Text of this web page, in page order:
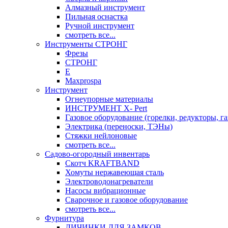
Алмазный инструмент
Пильная оснастка
Ручной инструмент
смотреть все...
Инструменты СТРОНГ
Фрезы
СТРОНГ
Е
Maxprospa
Инструмент
Огнеупорные материалы
ИНСТРУМЕНТ X- Pert
Газовое оборудование (горелки, редукторы,
Электрика (переноски, ТЭНы)
Стяжки нейлоновые
смотреть все...
Садово-огородный инвентарь
Скотч KRAFTBAND
Хомуты нержавеющая сталь
Электроводонагреватели
Насосы вибрационные
Сварочное и газовое оборудование
смотреть все...
Фурнитура